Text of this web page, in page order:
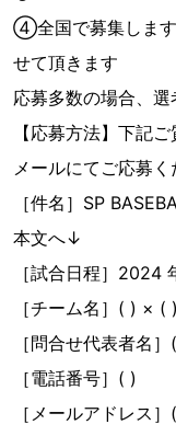
④全国で募集します
せて頂きます
応募多数の場合、選
【応募方法】下記
メールにてご応募く
［件名］SP
本文へ↓
［試合日程］2024
［チーム名］( ) × ( )
［問合せ代表者名］
［電話番号］( )
［メールアドレス］